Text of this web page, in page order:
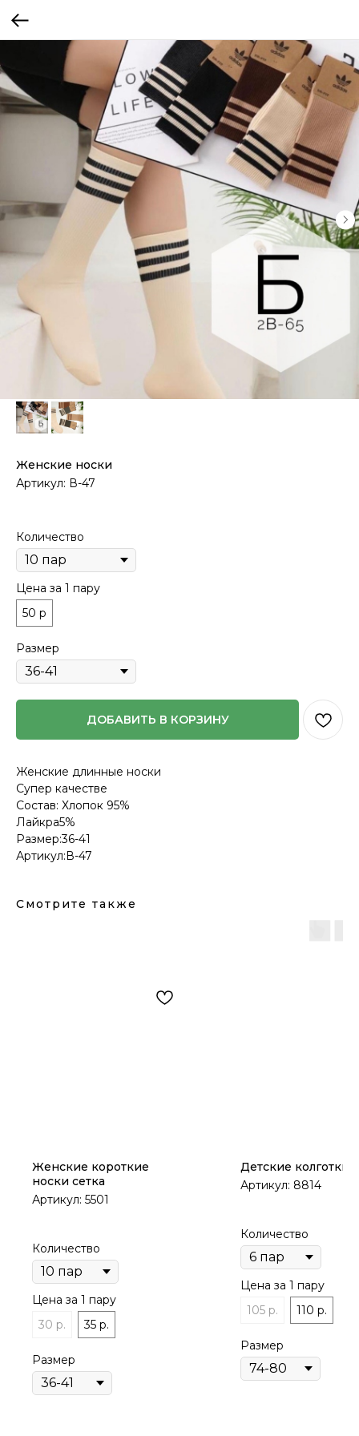
Женские носки
Артикул: В-47
Количество
Цена за 1 пару
50 р
Размер
ДОБАВИТЬ В КОРЗИНУ
Женские длинные носки
Супер качестве
Состав: Хлопок 95%
Лайкра5%
Размер:36-41
Артикул:В-47
Смотрите также
Женские короткие
носки сетка
Артикул: 5501
Количество
Цена за 1 пару
30 р.
35 р.
Размер
Детские колготки
Артикул: 8814
Количество
Цена за 1 пару
105 р.
110 р.
Размер